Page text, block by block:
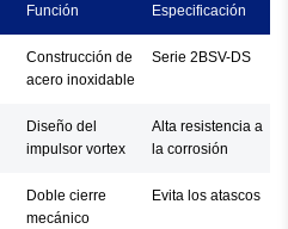
Función Especificación
Construcción de
acero inoxidable
Serie 2BSV-DS
Diseño del
impulsor vortex
Alta resistencia a
la corrosión
Doble cierre
mecánico
Evita los atascos